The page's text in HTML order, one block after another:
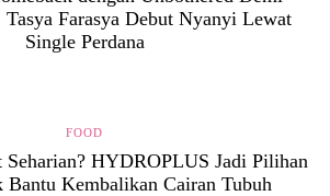
Farasya Debut Nyanyi Lewat
Single Perdana
FOOD
HYDROPLUS Jadi Pilihan
Bantu Kembalikan Cairan Tubuh